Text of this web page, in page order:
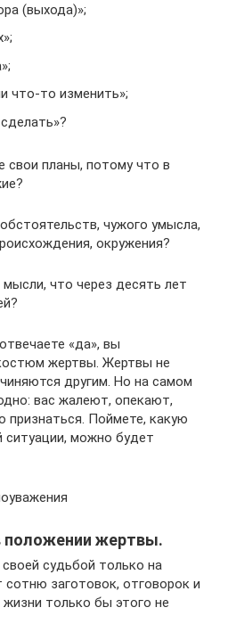
(выхода)»;
что-то изменить»;
свои планы, потому что в
чужого умысла,
окружения?
что через десять лет
«да», вы
жертвы. Жертвы не
другим. Но на самом
вас жалеют, опекают,
признаться. Поймете, какую
ситуации, можно будет
положении жертвы.
судьбой только на
заготовок, отговорок и
жизни только бы этого не